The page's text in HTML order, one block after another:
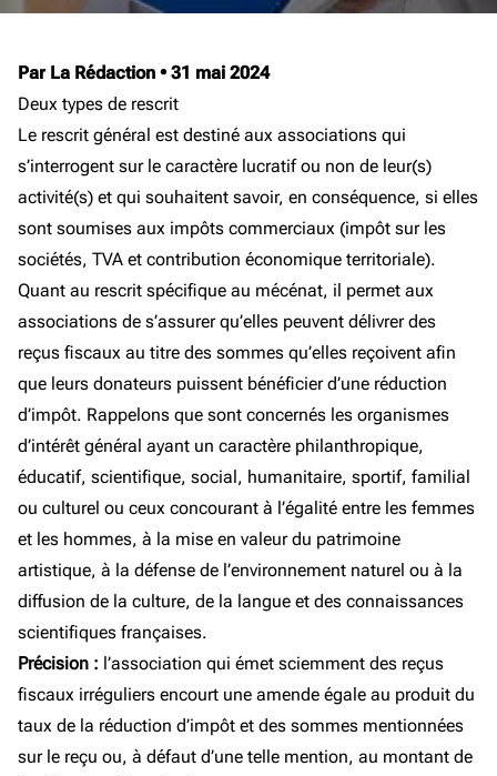
Par La Rédaction • 31 mai 2024
Deux types de rescrit
Le rescrit général est destiné aux associations qui
s’interrogent sur le caractère lucratif ou non de leur(s)
activité(s) et qui souhaitent savoir, en conséquence, si elles
sont soumises aux impôts commerciaux (impôt sur les
sociétés, TVA et contribution économique territoriale).
Quant au rescrit spécifique au mécénat, il permet aux
associations de s’assurer qu’elles peuvent délivrer des
reçus fiscaux au titre des sommes qu’elles reçoivent afin
que leurs donateurs puissent bénéficier d’une réduction
d’impôt. Rappelons que sont concernés les organismes
d’intérêt général ayant un caractère philanthropique,
éducatif, scientifique, social, humanitaire, sportif, familial
ou culturel ou ceux concourant à l’égalité entre les femmes
et les hommes, à la mise en valeur du patrimoine
artistique, à la défense de l’environnement naturel ou à la
diffusion de la culture, de la langue et des connaissances
scientifiques françaises.
Précision : l’association qui émet sciemment des reçus
fiscaux irréguliers encourt une amende égale au produit du
taux de la réduction d’impôt et des sommes mentionnées
sur le reçu ou, à défaut d’une telle mention, au montant de